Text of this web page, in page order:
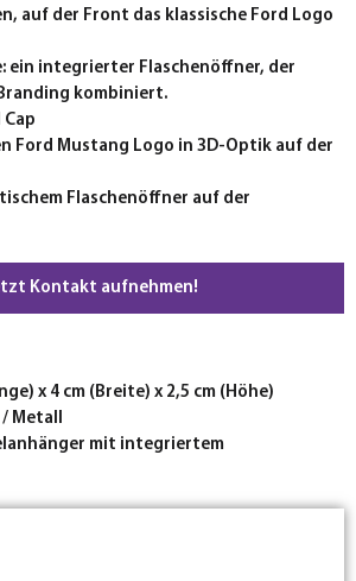
auf der Front das klassische Ford Logo
ein integrierter Flaschenöffner, der
kombiniert.
Cap
Ford Mustang Logo in 3D-Optik auf der
Flaschenöffner auf der
Kontakt aufnehmen!
x 4 cm (Breite) x 2,5 cm (Höhe)
Metall
mit integriertem